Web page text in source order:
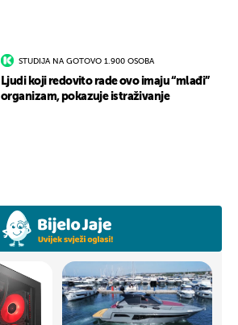
STUDIJA NA GOTOVO 1.900 OSOBA
Ljudi koji redovito rade ovo imaju “mlađi”
organizam, pokazuje istraživanje